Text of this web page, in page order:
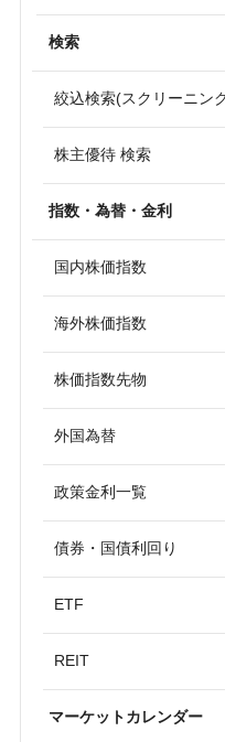
検索
絞込検索(スクリーニン
株主優待 検索
指数・為替・金利
国内株価指数
海外株価指数
株価指数先物
外国為替
政策金利一覧
債券・国債利回り
ETF
REIT
マーケットカレンダー